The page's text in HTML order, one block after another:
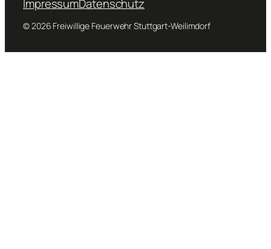
ImpressumDatenschutz
© 2026 Freiwillige Feuerwehr Stuttgart-Weilimdorf